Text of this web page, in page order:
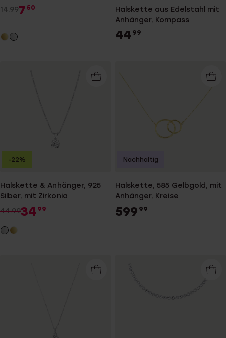
14.997 50
Halskette aus Edelstahl mit
Anhänger, Kompass
44 99
Halskette & Anhänger, 925
Silber, mit Zirkonia
44.9934 99
-22%
Halskette, 585 Gelbgold, mit
Anhänger, Kreise
599 99
Nachhaltig